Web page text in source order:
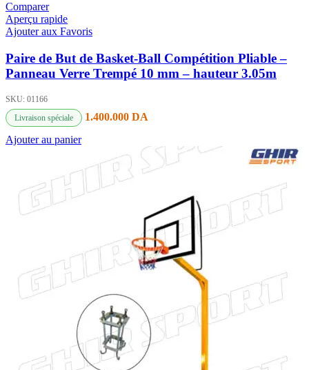
Comparer
Aperçu rapide
Ajouter aux Favoris
Paire de But de Basket-Ball Compétition Pliable –
Panneau Verre Trempé 10 mm – hauteur 3.05m
SKU: 01166
Livraison spéciale
1.400.000 DA
Ajouter au panier